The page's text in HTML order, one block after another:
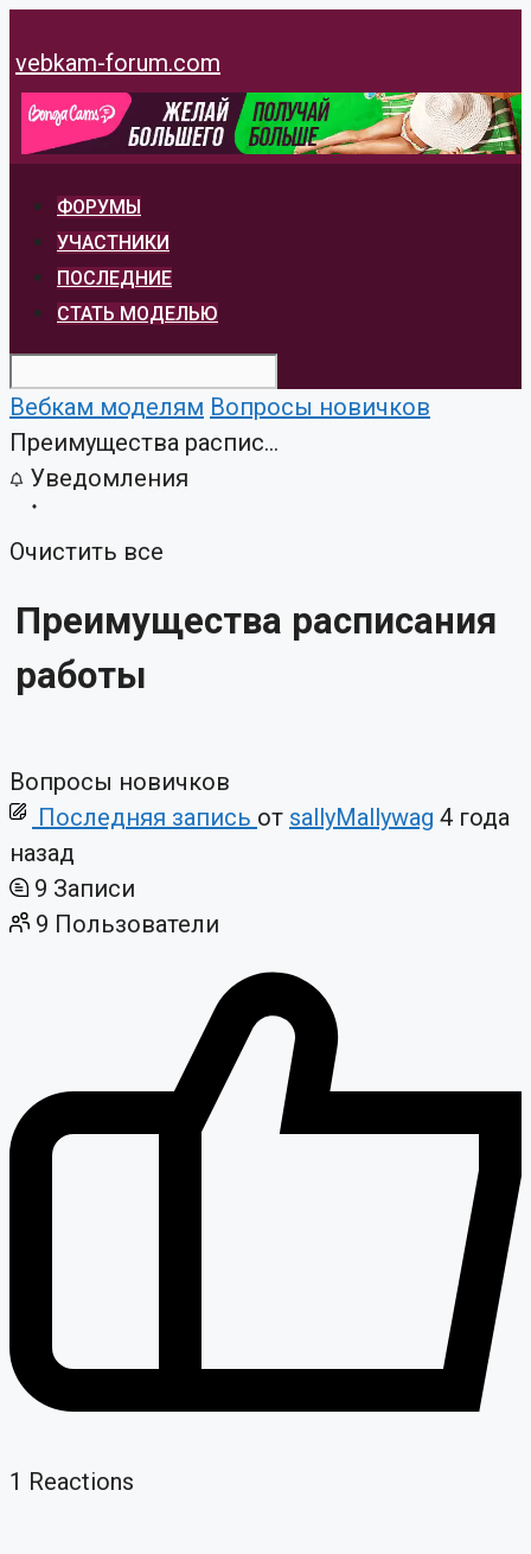
к
содержимому
vebkam-forum.com
ФОРУМЫ
УЧАСТНИКИ
ПОСЛЕДНИЕ
СТАТЬ МОДЕЛЬЮ
Вебкам моделям Вопросы новичков
Преимущества распис...
Уведомления
Очистить все
Преимущества расписания
работы
Вопросы новичков
Последняя запись от sallyMallywag 4 года
назад
9 Записи
9 Пользователи
1 Reactions